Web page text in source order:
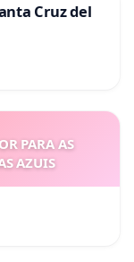
Cruz del
PARA AS
AZUIS